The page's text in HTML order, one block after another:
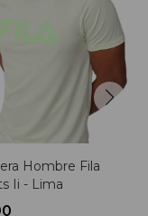
Hombre Fila
Ii - Lima